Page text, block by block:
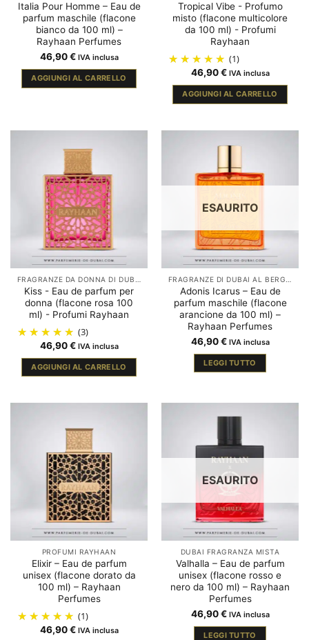
Italia Pour Homme – Eau de
parfum maschile (flacone
bianco da 100 ml) –
Rayhaan Perfumes
46,90€ IVA inclusa
AGGIUNGI AL CARRELLO
Tropical Vibe - Profumo
misto (flacone multicolore
da 100 ml) - Profumi
Rayhaan
(1)
46,90€ IVA inclusa
AGGIUNGI AL CARRELLO
Kiss - Eau de parfum per
donna (flacone rosa 100
ml) - Profumi Rayhaan
(3)
46,90€ IVA inclusa
AGGIUNGI AL CARRELLO
ESAURITO
Adonis Icarus – Eau de
parfum maschile (flacone
arancione da 100 ml) –
Rayhaan Perfumes
46,90€ IVA inclusa
LEGGI TUTTO
PROFUMI RAYHAAN
Elixir – Eau de parfum
unisex (flacone dorato da
100 ml) – Rayhaan
Perfumes
(1)
46,90€ IVA inclusa
ESAURITO
DUBAI FRAGRANZA MISTA
Valhalla – Eau de parfum
unisex (flacone rosso e
nero da 100 ml) – Rayhaan
Perfumes
46,90€ IVA inclusa
LEGGI TUTTO